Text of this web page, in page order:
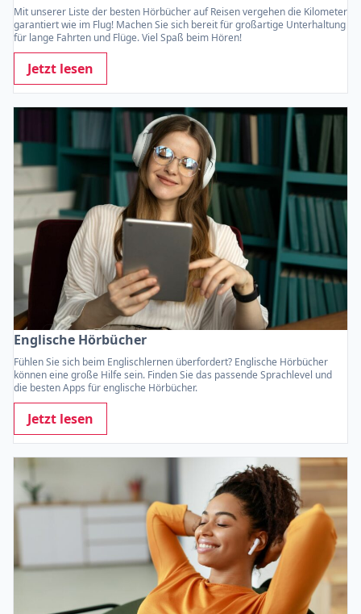
Mit unserer Liste der besten Hörbücher auf Reisen vergehen die Kilometer
garantiert wie im Flug! Machen Sie sich bereit für großartige Unterhaltung
für lange Fahrten und Flüge. Viel Spaß beim Hören!
Jetzt lesen
Englische Hörbücher
Fühlen Sie sich beim Englischlernen überfordert? Englische Hörbücher
können eine große Hilfe sein. Finden Sie das passende Sprachlevel und
die besten Apps für englische Hörbücher.
Jetzt lesen